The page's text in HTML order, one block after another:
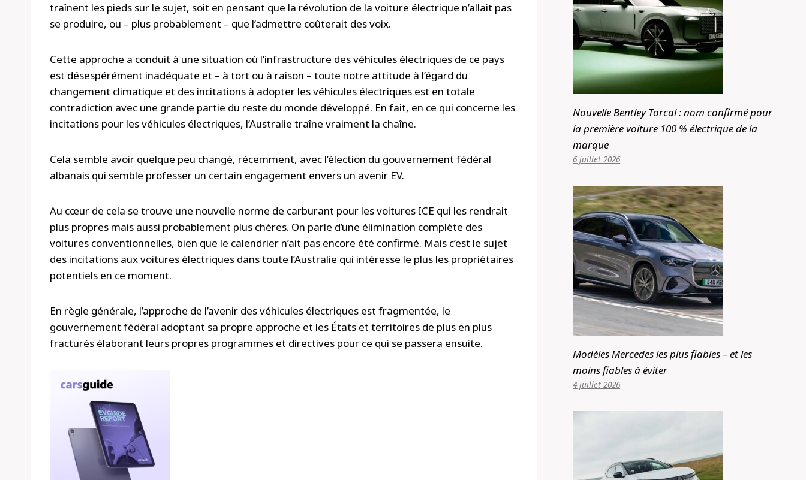
traînent les pieds sur le sujet, soit en pensant que la révolution de la voiture électrique n’allait pas
se produire, ou – plus probablement – ​​que l’admettre coûterait des voix.
Cette approche a conduit à une situation où l’infrastructure des véhicules électriques de ce pays
est désespérément inadéquate et – à tort ou à raison – toute notre attitude à l’égard du
changement climatique et des incitations à adopter les véhicules électriques est en totale
contradiction avec une grande partie du reste du monde développé. En fait, en ce qui concerne les
incitations pour les véhicules électriques, l’Australie traîne vraiment la chaîne.
Cela semble avoir quelque peu changé, récemment, avec l’élection du gouvernement fédéral
albanais qui semble professer un certain engagement envers un avenir EV.
Au cœur de cela se trouve une nouvelle norme de carburant pour les voitures ICE qui les rendrait
plus propres mais aussi probablement plus chères. On parle d’une élimination complète des
voitures conventionnelles, bien que le calendrier n’ait pas encore été confirmé. Mais c’est le sujet
des incitations aux voitures électriques dans toute l’Australie qui intéresse le plus les propriétaires
potentiels en ce moment.
En règle générale, l’approche de l’avenir des véhicules électriques est fragmentée, le
gouvernement fédéral adoptant sa propre approche et les États et territoires de plus en plus
fracturés élaborant leurs propres programmes et directives pour ce qui se passera ensuite.
Nouvelle Bentley Torcal : nom confirmé pour
la première voiture 100 % électrique de la
marque
6 juillet 2026
Modèles Mercedes les plus fiables – et les
moins fiables à éviter
4 juillet 2026